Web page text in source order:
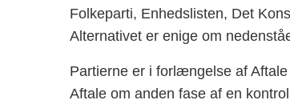
Folkeparti, Enhedslisten, Det
Alternativet er enige om
Partierne er i forlængelse af
Aftale om anden fase af en